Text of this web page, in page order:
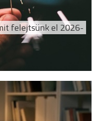
felejtsünk el 2026-